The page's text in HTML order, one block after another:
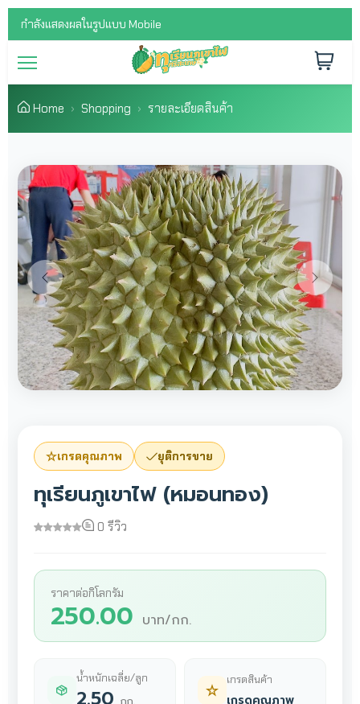
กำลังแสดงผลในรูปแบบ Mobile
Home Shopping รายละเอียดสินค้า
Previous Next
เกรดคุณภาพ ยุติการขาย
ทุเรียนภูเขาไฟ (หมอนทอง)
0 รีวิว
ราคาต่อกิโลกรัม
250.00 บาท/กก.
น้ำหนักเฉลี่ย/ลูก เกรดสินค้า
เกรดคุณภาพ